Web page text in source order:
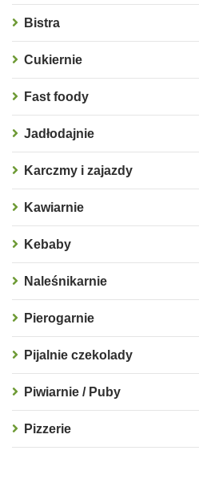
Bistra
Cukiernie
Fast foody
Jadłodajnie
Karczmy i zajazdy
Kawiarnie
Kebaby
Naleśnikarnie
Pierogarnie
Pijalnie czekolady
Piwiarnie / Puby
Pizzerie